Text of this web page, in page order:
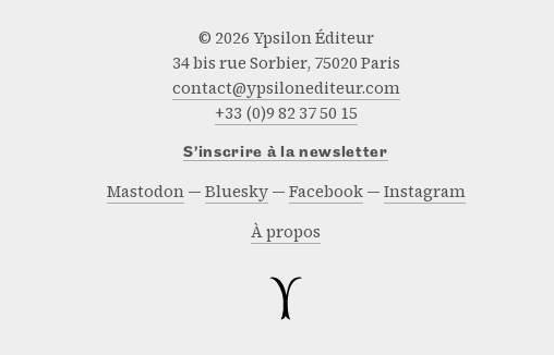
© 2026 Ypsilon Éditeur
34 bis rue Sorbier, 75020 Paris
contact@ypsilonediteur.com
+33 (0)9 82 37 50 15
S’inscrire à la newsletter
Mastodon Bluesky Facebook
Instagram
À propos